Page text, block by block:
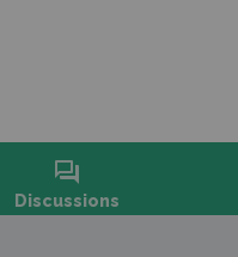
forum
Discussions